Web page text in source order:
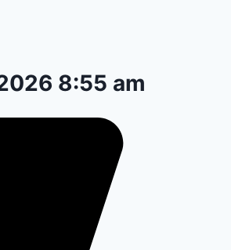
8:55 am